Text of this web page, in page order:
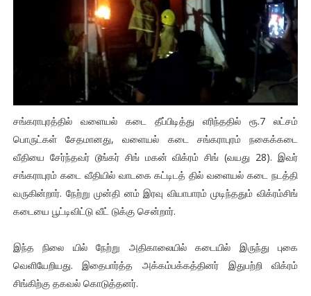
சங்கராபுரத்தில் வளையல் கடை தீப்பிடித்து எரிந்ததில் ரூ.7 லட்சம்
பொருட்கள் சேதமானது, வளையல் கடை சங்கராபுரம் நகைக்கடை
வீதியை சேர்ந்தவர் டூங்கர் சிங் மகன் விக்ரம் சிங் (வயது 28). இவர்
சங்கராபுரம் கடை வீதியில் வாடகை கட்டிடத் தில் வளையல் கடை நடத்தி
வருகின்றார். நேற்று முன்தி னம் இரவு வியாபாரம் முடிந்ததும் விக்ரம்சிங்
கடையை பூட்டிவிட்டு வீட் டுக்கு சென்றார்.
இந்த நிலை யில் நேற்று அதிகாலையில் கடையில் இருந்து புகை
வெளியேறியது. இதைபார்த்த அக்கம்பக்கத்தினர் இதுபற்றி விக்ரம்
சிங்கிற்கு தகவல் கொடுத்தனர்.